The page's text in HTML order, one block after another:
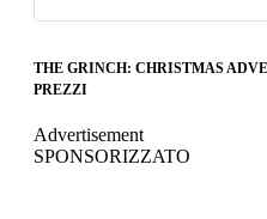
THE GRINCH: CHRISTMAS
PREZZI
Advertisement
SPONSORIZZATO